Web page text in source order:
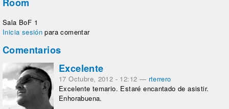
Room
Sala BoF 1
Inicia sesión para comentar
Comentarios
Excelente
17 Octubre, 2012 - 12:12 — rterrero
Excelente temario. Estaré encantado de asistir.
Enhorabuena.